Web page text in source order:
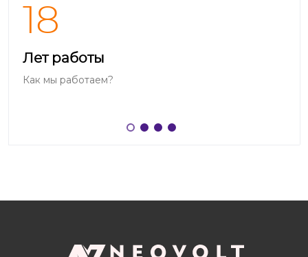
выберите раздел «System Information» или «Сведения
о системе», где отображено название модели.
18
Лет работы
Как мы работаем?